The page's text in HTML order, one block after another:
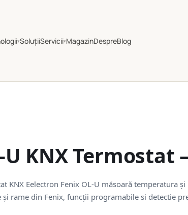
▾SoluțiiServicii▾MagazinDespreBlog
U KNX Termostat
KNX Eelectron Fenix OL-U măsoară temperatura
și rame din Fenix, funcții programabile si detectie